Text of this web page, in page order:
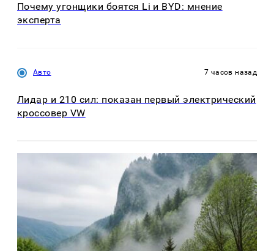
Почему угонщики боятся Li и BYD: мнение
эксперта
Авто 7 часов назад
Лидар и 210 сил: показан первый электрический
кроссовер VW